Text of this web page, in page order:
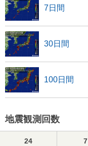
7日間
30日間
100日間
地震観測回数
24
7